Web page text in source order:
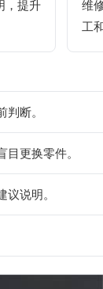
，提升
维
工
断。
更换零件。
说明。